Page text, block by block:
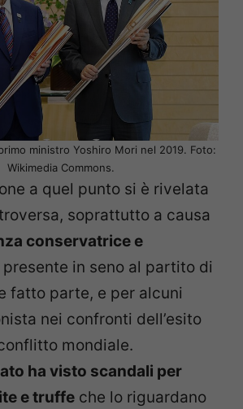
ministro Yoshiro Mori nel 2019. Foto:
Wikimedia Commons.
a quel punto si è rivelata
soprattutto a causa
conservatrice e
presente in seno al partito di
fatto parte, e per alcuni
nei confronti dell’esito
mondiale.
ha visto scandali per
e truffe che lo riguardano